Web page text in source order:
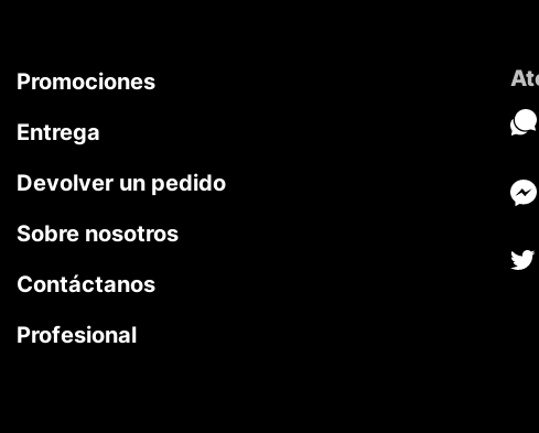
Promociones
Entrega
Devolver un pedido
Sobre nosotros
Contáctanos
Profesional